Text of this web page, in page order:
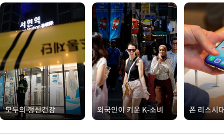
모두의 정신건강 외국인이 키운 K-소비 폰 리스시